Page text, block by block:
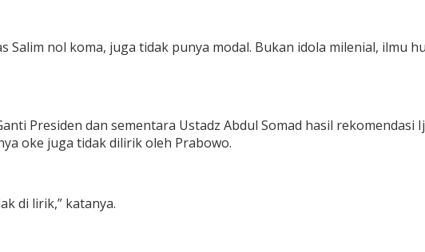
Salim nol koma, juga tidak punya modal. Bukan idola milenial, ilmu
Presiden dan sementara Ustadz Abdul Somad hasil
oke juga tidak dilirik oleh Prabowo.
di lirik,” katanya.